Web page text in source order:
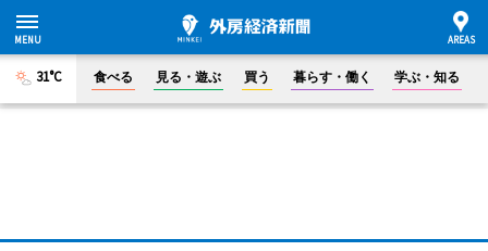
31°C 食べる 見る・遊ぶ 買う 暮らす・働く 学ぶ・知る